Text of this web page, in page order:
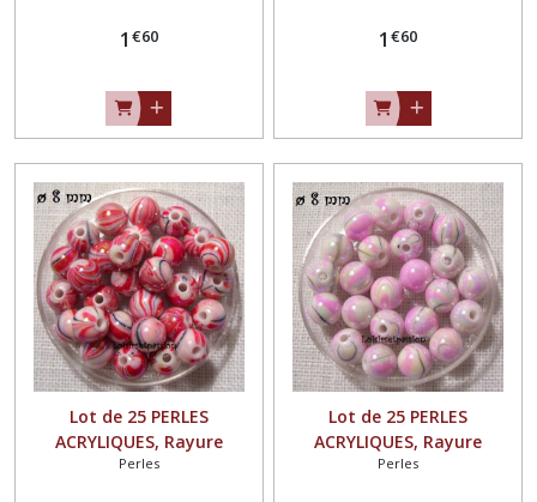
1 €60 1 €60
Lot de 25 PERLES
ACRYLIQUES, Rayure
marbré, ROUGE ** 8 mm **
Perles
Lot de 25 PERLES
ACRYLIQUES, Rayure
marbré, ROSE ** 8 mm **
Perles